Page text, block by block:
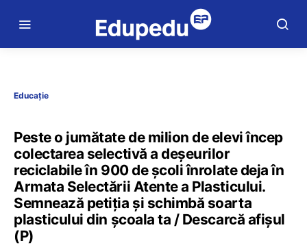
Educație
Peste o jumătate de milion de elevi încep
colectarea selectivă a deșeurilor
reciclabile în 900 de școli înrolate deja în
Armata Selectării Atente a Plasticului.
Semnează petiția și schimbă soarta
plasticului din școala ta / Descarcă afișul
(P)